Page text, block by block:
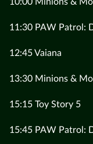
10:00 Minions &
11:30 PAW Patrol:
12:45 Vaiana
13:30 Minions &
15:15 Toy Story 5
15:45 PAW Patrol: